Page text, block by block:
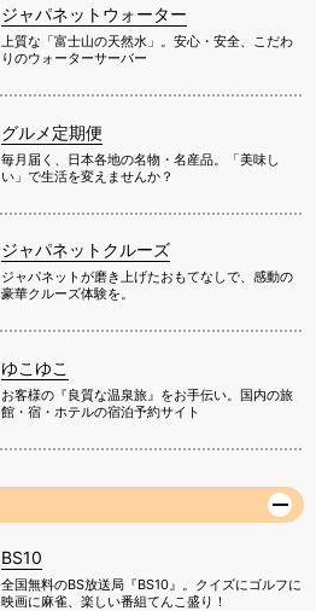
ジャパネットウォーター
上質な「富士山の天然水」。安心・安全、こだわ
りのウォーターサーバー
グルメ定期便
毎月届く、日本各地の名物・名産品。「美味し
い」で生活を変えませんか？
ジャパネットクルーズ
ジャパネットが磨き上げたおもてなしで、感動の
豪華クルーズ体験を。
ゆこゆこ
お客様の『良質な温泉旅』をお手伝い。国内の旅
館・宿・ホテルの宿泊予約サイト
BS10
全国無料のBS放送局『BS10』。クイズにゴルフに
映画に麻雀、楽しい番組てんこ盛り！